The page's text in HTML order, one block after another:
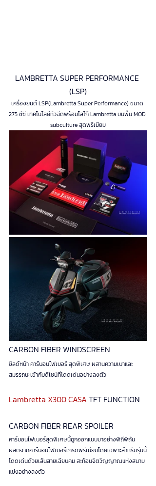
LAMBRETTA SUPER PERFORMANCE
(LSP)
เครื่องยนต์ LSP(Lambretta Super Performance) ขนาด
275 ซีซี เทคโนโลยีหัวฉีดพร้อมโลโก้ Lambretta บนพื้น MOD
subculture สุดพรีเมียม
CARBON FIBER WINDSCREEN
ชิลด์หน้า คาร์บอนไฟเบอร์ สุดพิเศษ ผสานความเบาและ
สมรรถนะเข้ากับดีไซน์ที่โดดเด่นอย่างลงตัว
Lambretta X300 CASA TFT FUNCTION
CARBON FIBER REAR SPOILER
คาร์บอนไฟเบอร์สุดพิเศษนี้ถูกออกแบบมาอย่างพิถีพิถัน
ผลิตจากคาร์บอนไฟเบอร์เกรดพรีเมียมโดยเฉพาะสำหรับรุ่นนี้
โดดเด่นด้วยเส้นสายเฉียบคม สะท้อนจิตวิญญาณแห่งสนาม
แข่งอย่างลงตัว